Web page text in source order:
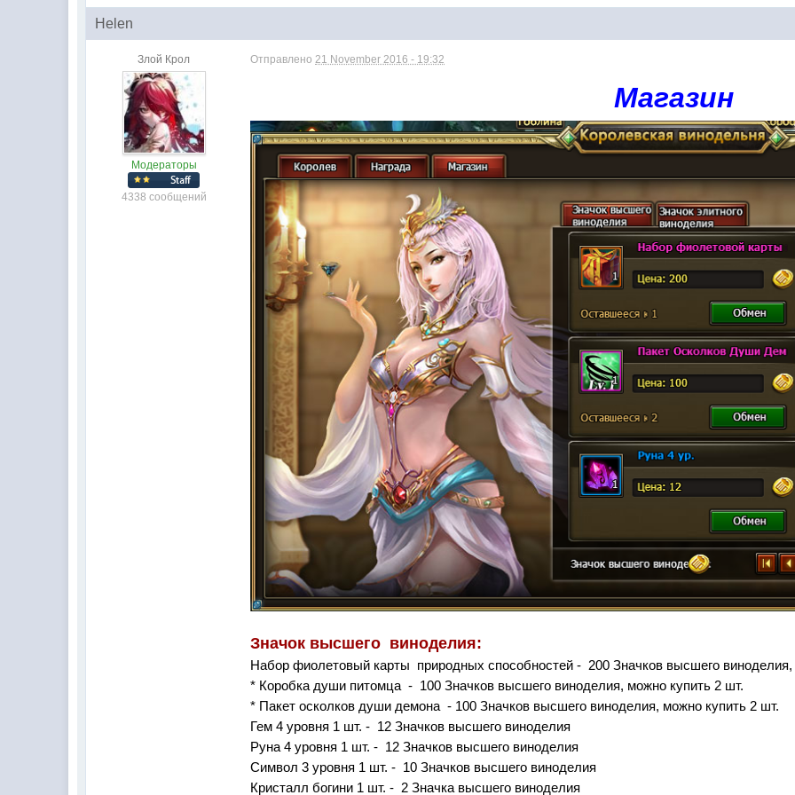
Нelen
Злой Крол
Модераторы
4338 сообщений
Отправлено 21 November 2016 - 19:32
Магазин
Значок высшего виноделия:
Набор фиолетовый карты природных способностей - 200 Значков высшего
* Коробка души питомца - 100Значков высшего виноделия, можно купить 2 шт.
* Пакет осколков души демона- 100Значков высшего виноделия, можно купить 2 шт.
Гем 4 уровня 1 шт. - 12Значков высшего виноделия
Руна 4 уровня 1 шт. - 12Значков высшего виноделия
Символ 3 уровня 1 шт. - 10Значков высшего виноделия
Кристалл богини 1 шт. -2Значка высшего виноделия